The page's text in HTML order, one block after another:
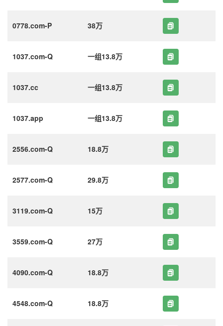
0778.com-P 38万
1037.com-Q 一组13.8万
1037.cc 一组13.8万
1037.app 一组13.8万
2556.com-Q 18.8万
2577.com-Q 29.8万
3119.com-Q 15万
3559.com-Q 27万
4090.com-Q 18.8万
4548.com-Q 18.8万